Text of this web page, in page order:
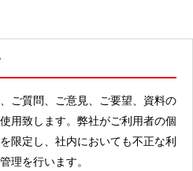
ご質問、ご意見、ご要望、資料の
用致します。弊社がご利用者の個
限定し、社内においても不正な利
理を行います。